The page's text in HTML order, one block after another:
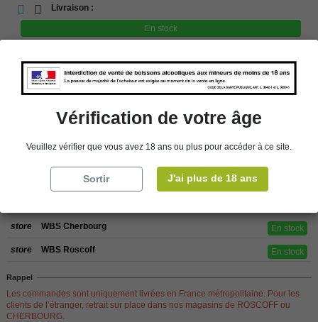
Livraison :
En stock
store Retrait en magasin
store Choisir un magasin
store WBS Cherbourg En stock
store WBS Roscoff En stock
Rappel
Les commandes sont uniquement livrées en France métropolitaine. Pour les
clients de l’étranger, retrait sur place dans nos magasins de ROSCOFF ou
CHERBOURG.
Vérification de votre âge
Veuillez vérifier que vous avez 18 ans ou plus pour accéder à ce site.
Sortir J'ai plus de 18 ans